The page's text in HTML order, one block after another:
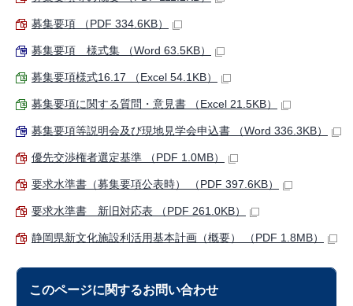
募集要項 （PDF 334.6KB）
募集要項 様式集 （Word 63.5KB）
募集要項様式16.17 （Excel 54.1KB）
募集要項に関する質問・意見書 （Excel 21.5KB）
募集要項等説明会及び現地見学会申込書 （Word 336.3KB）
優先交渉権者選定基準 （PDF 1.0MB）
要求水準書（募集要項公表時） （PDF 397.6KB）
要求水準書 新旧対応表 （PDF 261.0KB）
静岡県新文化施設利活用基本計画（概要） （PDF 1.8MB）
このページに関するお問い合わせ